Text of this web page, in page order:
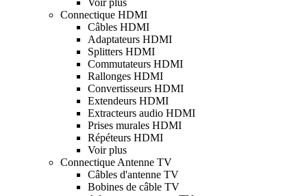
Connectique HDMI
Câbles HDMI
Adaptateurs HDMI
Splitters HDMI
Commutateurs HDMI
Rallonges HDMI
Convertisseurs HDMI
Extendeurs HDMI
Extracteurs audio HDMI
Prises murales HDMI
Répéteurs HDMI
Voir plus
Connectique Antenne TV
Câbles d'antenne TV
Bobines de câble TV